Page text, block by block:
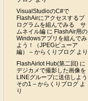
VisualStudioのC#で
FlashAirにアクセスするプ
ログラムを組んでみる サ
ムネイル編に FlashAir用の
Windowsアプリを組んでみ
よう！（JPEGビューア
編） – からくりブログより
FlashAirIot Hub(第二回)に
デジカメで撮影した画像を
LINEグループに送信しよう
その1 – からくりブログよ
り